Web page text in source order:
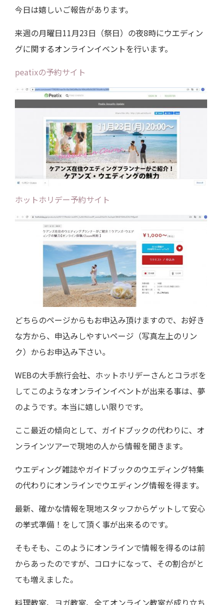
今日は嬉しいご報告があります。
来週の月曜日11月23日（祭日）の夜8時にウエディン
グに関するオンラインイベントを行います。
peatixの予約サイト
ホットホリデー予約サイト
どちらのページからもお申込み頂けますので、お好き
な方から、申込みしやすいページ（写真左上のリン
ク）からお申込み下さい。
WEBの大手旅行会社、ホットホリデーさんとコラボを
してこのようなオンラインイベントが出来る事は、夢
のようです。本当に嬉しい限りです。
ここ最近の傾向として、ガイドブックの代わりに、オ
ンラインツアーで現地の人から情報を聞きます。
ウエディング雑誌やガイドブックのウエディング特集
の代わりにオンラインでウエディング情報を得ます。
最新、確かな情報を現地スタッフからゲットして安心
の挙式準備！をして頂く事が出来るのです。
そもそも、このようにオンラインで情報を得るのは前
からあったのですが、コロナになって、その割合がと
ても増えました。
料理教室、ヨガ教室、全てオンライン教室が成り立ち